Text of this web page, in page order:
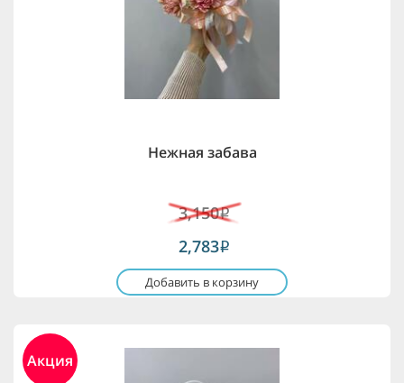
Нежная забава
3,150i
2,783i
Добавить в корзину
Акция